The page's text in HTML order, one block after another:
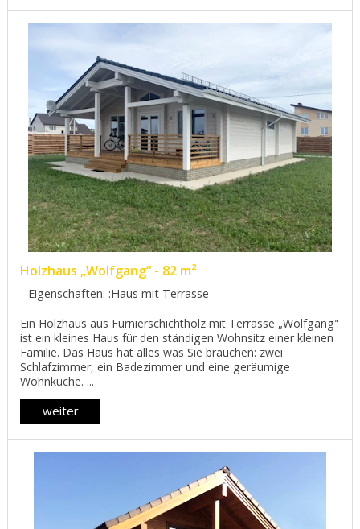
Holzhaus „Wolfgang“ - 82 m²
Eigenschaften: :Haus mit Terrasse
Ein Holzhaus aus Furnierschichtholz mit Terrasse „Wolfgang"
ist ein kleines Haus für den ständigen Wohnsitz einer kleinen
Familie. Das Haus hat alles was Sie brauchen: zwei
Schlafzimmer, ein Badezimmer und eine geräumige
Wohnküche. ...
weiter